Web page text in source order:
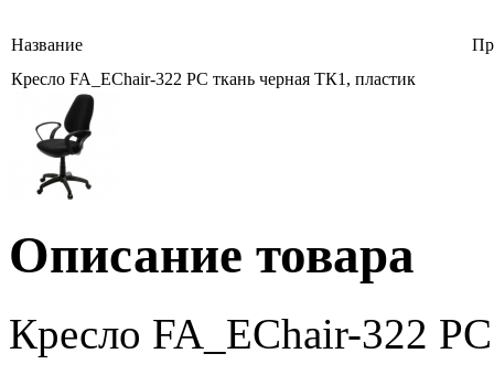
Название
Кресло FA_EChair-322 PC ткань черная ТК1, пластик
Описание товара
Кресло FA_EChair-322